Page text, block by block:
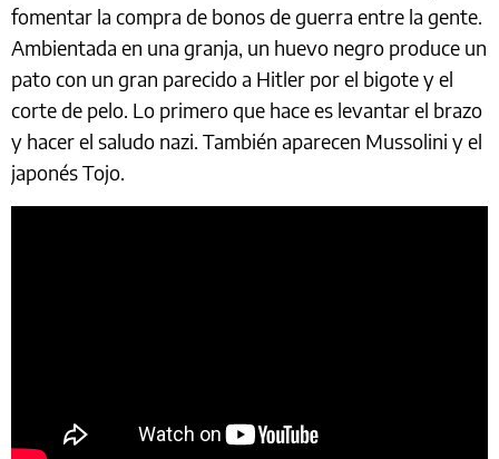
fomentar la compra de bonos de guerra entre la gente.
Ambientada en una granja, un huevo negro produce un
pato con un gran parecido a Hitler por el bigote y el
corte de pelo. Lo primero que hace es levantar el brazo
y hacer el saludo nazi. También aparecen Mussolini y el
japonés Tojo.